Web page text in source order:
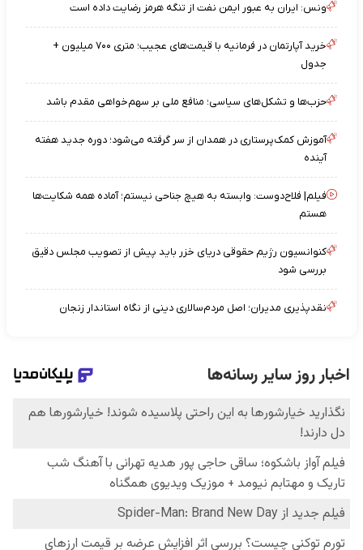
ونس: ایران به عبور ایمن نفت از تنگه هرمز رضایت داده است
خرید آپارتمان در فرمانیه با قیمت‌های عجیب؛ متری ۷۰۰ میلیون +
جدول
حزب‌ها و تشکل‌های سیاسی؛ منافع ملی بر سهم‌خواهی مقدم باشد
آموزش کمک‌پرستاری در همدان از سر گرفته می‌شود؛ دوره جدید هفته
آینده
فیلم| فلاح‌دوست: وابسته به هیچ جناحی نیستم؛ آماده همه شکایت‌ها
هستم
کنوانسیون رژیم حقوقی دریای خزر باید پیش از تصویب مجلس دقیق
بررسی شود
نقدپذیری مدیران؛ اصل مردم‌سالاری دینی از نگاه استاندار زنجان